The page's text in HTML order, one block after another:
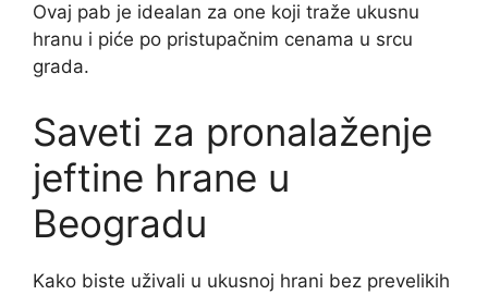
Ovaj pab je idealan za one koji traže ukusnu
hranu i piće po pristupačnim cenama u srcu
grada.
Saveti za pronalaženje
jeftine hrane u
Beogradu
Kako biste uživali u ukusnoj hrani bez prevelikih